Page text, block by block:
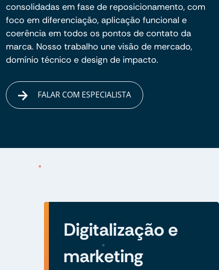
consolidadas em fase de reposicionamento, com
foco em diferenciação, aplicação funcional e
coerência em todos os pontos de contato da
marca. Nosso trabalho une visão de mercado,
domínio técnico e design de impacto.
FALAR COM ESPECIALISTA
Digitalização e
marketing